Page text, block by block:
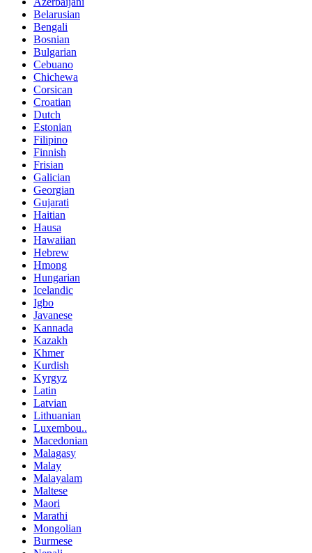
Belarusian
Bengali
Bosnian
Bulgarian
Cebuano
Chichewa
Corsican
Croatian
Dutch
Estonian
Filipino
Finnish
Frisian
Galician
Georgian
Gujarati
Haitian
Hausa
Hawaiian
Hebrew
Hmong
Hungarian
Icelandic
Igbo
Javanese
Kannada
Kazakh
Khmer
Kurdish
Kyrgyz
Latin
Latvian
Lithuanian
Luxembou..
Macedonian
Malagasy
Malay
Malayalam
Maltese
Maori
Marathi
Mongolian
Burmese